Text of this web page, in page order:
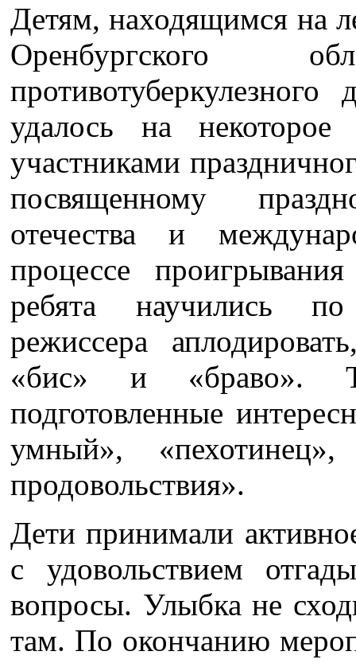
Детям, находящимся на
Оренбургского
удалось на
участниками
посвященному
отечества и
процессе
ребята научились
режиссера
«бис» и «браво».
подготовленные
умный»,
продовольствия».
Дети принимали
с удовольствием
вопросы. Улыбка не
там. По окончанию